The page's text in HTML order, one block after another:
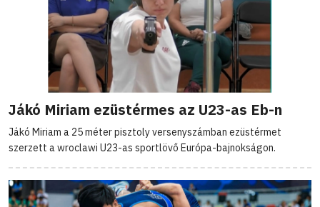
Jákó Miriam ezüstérmes az U23-as Eb-n
Jákó Miriam a 25 méter pisztoly versenyszámban ezüstérmet
szerzett a wroclawi U23-as sportlövő Európa-bajnokságon.